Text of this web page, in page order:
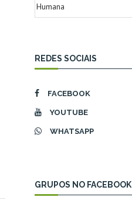
REDES SOCIAIS
FACEBOOK
YOUTUBE
WHATSAPP
GRUPOS NO FACEBOOK